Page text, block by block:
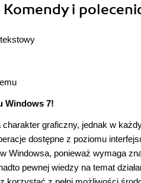
Komendy i
Windows 7!
graficzny, jednak w
dostępne z poziomu
Windowsa, ponieważ wymaga
pewnej wiedzy na temat